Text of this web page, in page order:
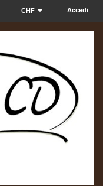
Accedi
CHF